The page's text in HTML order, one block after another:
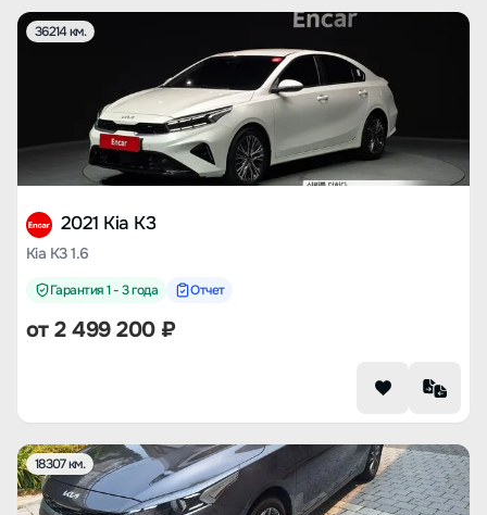
36214 км.
2021 Kia K3
Kia K3 1.6
Гарантия 1 - 3 года Отчет
от2 499 200₽
18307 км.